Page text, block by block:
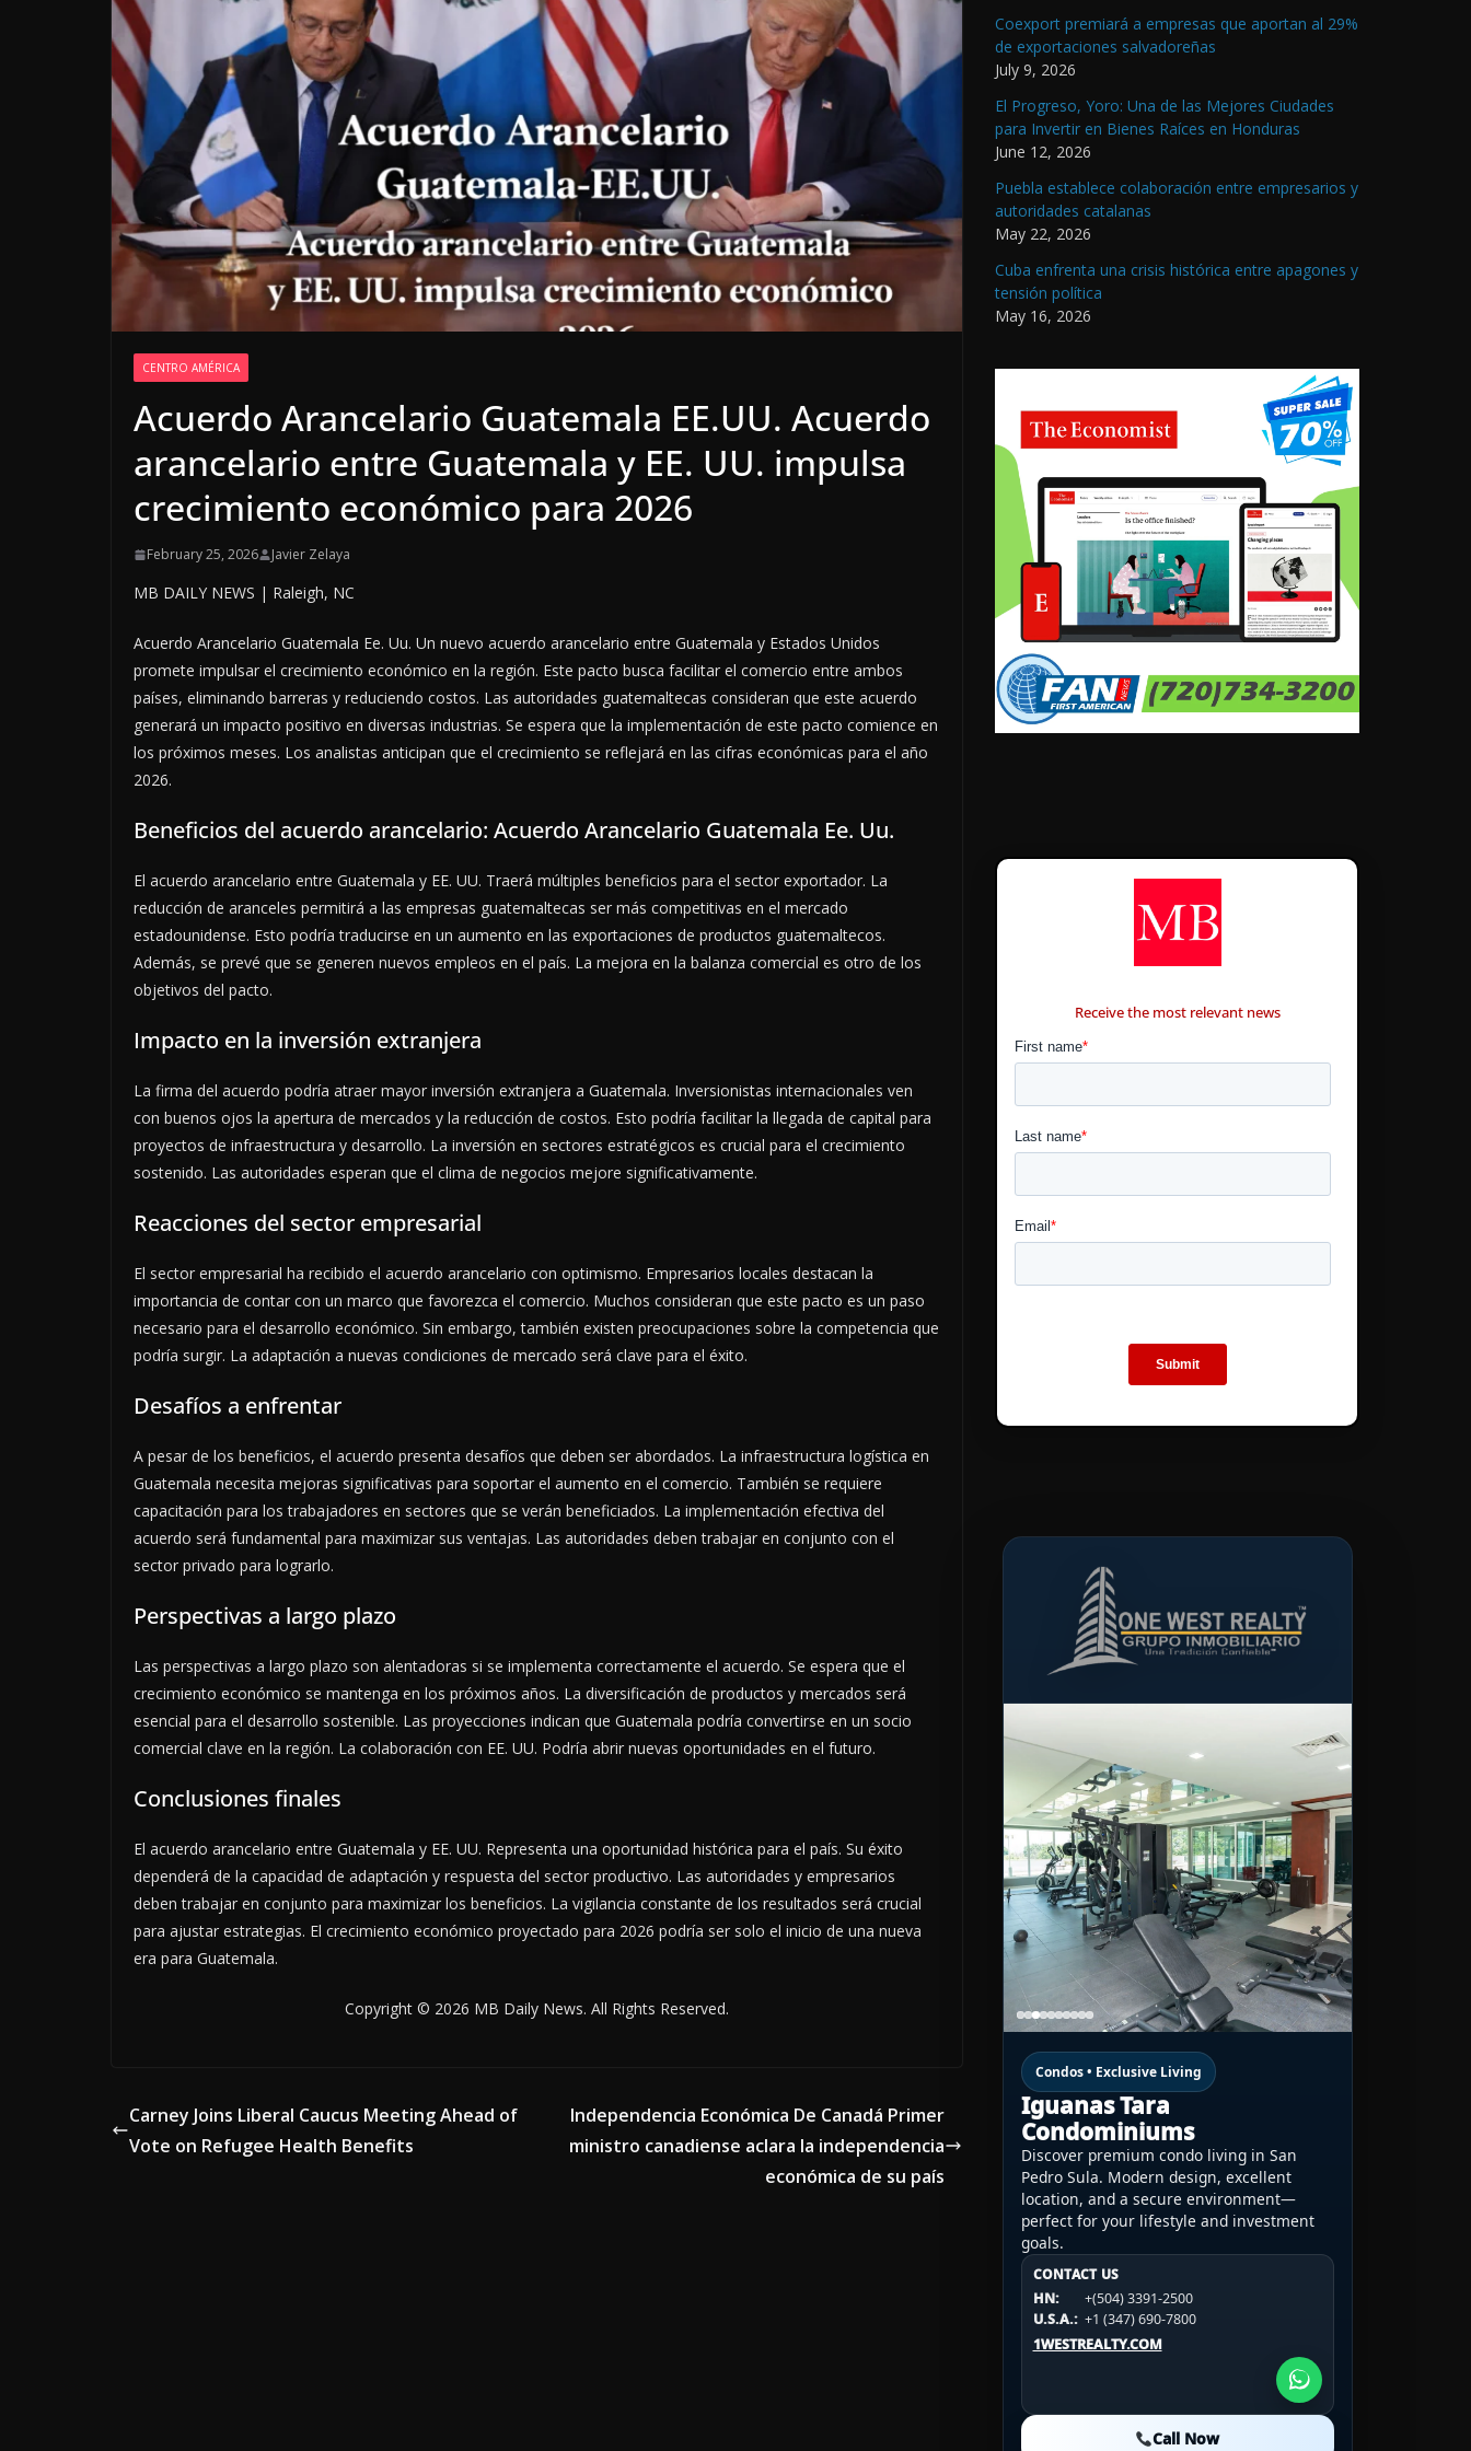
CENTRO AMÉRICA
Acuerdo Arancelario Guatemala EE.UU. Acuerdo
arancelario entre Guatemala y EE. UU. impulsa
crecimiento económico para 2026
February 25, 2026 Javier Zelaya
MB DAILY NEWS | Raleigh, NC
Acuerdo Arancelario Guatemala Ee. Uu. Un nuevo acuerdo arancelario entre Guatemala y Estados Unidos
promete impulsar el crecimiento económico en la región. Este pacto busca facilitar el comercio entre ambos
países, eliminando barreras y reduciendo costos. Las autoridades guatemaltecas consideran que este acuerdo
generará un impacto positivo en diversas industrias. Se espera que la implementación de este pacto comience en
los próximos meses. Los analistas anticipan que el crecimiento se reflejará en las cifras económicas para el año
2026.
Beneficios del acuerdo arancelario: Acuerdo Arancelario Guatemala Ee. Uu.
El acuerdo arancelario entre Guatemala y EE. UU. Traerá múltiples beneficios para el sector exportador. La
reducción de aranceles permitirá a las empresas guatemaltecas ser más competitivas en el mercado
estadounidense. Esto podría traducirse en un aumento en las exportaciones de productos guatemaltecos.
Además, se prevé que se generen nuevos empleos en el país. La mejora en la balanza comercial es otro de los
objetivos del pacto.
Impacto en la inversión extranjera
La firma del acuerdo podría atraer mayor inversión extranjera a Guatemala. Inversionistas internacionales ven
con buenos ojos la apertura de mercados y la reducción de costos. Esto podría facilitar la llegada de capital para
proyectos de infraestructura y desarrollo. La inversión en sectores estratégicos es crucial para el crecimiento
sostenido. Las autoridades esperan que el clima de negocios mejore significativamente.
Reacciones del sector empresarial
El sector empresarial ha recibido el acuerdo arancelario con optimismo. Empresarios locales destacan la
importancia de contar con un marco que favorezca el comercio. Muchos consideran que este pacto es un paso
necesario para el desarrollo económico. Sin embargo, también existen preocupaciones sobre la competencia que
podría surgir. La adaptación a nuevas condiciones de mercado será clave para el éxito.
Desafíos a enfrentar
A pesar de los beneficios, el acuerdo presenta desafíos que deben ser abordados. La infraestructura logística en
Guatemala necesita mejoras significativas para soportar el aumento en el comercio. También se requiere
capacitación para los trabajadores en sectores que se verán beneficiados. La implementación efectiva del
acuerdo será fundamental para maximizar sus ventajas. Las autoridades deben trabajar en conjunto con el
sector privado para lograrlo.
Perspectivas a largo plazo
Las perspectivas a largo plazo son alentadoras si se implementa correctamente el acuerdo. Se espera que el
crecimiento económico se mantenga en los próximos años. La diversificación de productos y mercados será
esencial para el desarrollo sostenible. Las proyecciones indican que Guatemala podría convertirse en un socio
comercial clave en la región. La colaboración con EE. UU. Podría abrir nuevas oportunidades en el futuro.
Conclusiones finales
El acuerdo arancelario entre Guatemala y EE. UU. Representa una oportunidad histórica para el país. Su éxito
dependerá de la capacidad de adaptación y respuesta del sector productivo. Las autoridades y empresarios
deben trabajar en conjunto para maximizar los beneficios. La vigilancia constante de los resultados será crucial
para ajustar estrategias. El crecimiento económico proyectado para 2026 podría ser solo el inicio de una nueva
era para Guatemala.
Copyright © 2026 MB Daily News. All Rights Reserved.
Carney Joins Liberal Caucus Meeting Ahead of
Vote on Refugee Health Benefits
Independencia Económica De Canadá Primer
ministro canadiense aclara la independencia
económica de su país
Coexport premiará a empresas que aportan al 29%
de exportaciones salvadoreñas
July 9, 2026
El Progreso, Yoro: Una de las Mejores Ciudades
para Invertir en Bienes Raíces en Honduras
June 12, 2026
Puebla establece colaboración entre empresarios y
autoridades catalanas
May 22, 2026
Cuba enfrenta una crisis histórica entre apagones y
tensión política
May 16, 2026
Receive the most relevant news
Condos • Exclusive Living
Iguanas Tara
Condominiums
Discover premium condo living in San
Pedro Sula. Modern design, excellent
location, and a secure environment—
perfect for your lifestyle and investment
goals.
CONTACT US
HN:
+(504) 3391-2500
U.S.A.: +1 (347) 690-7800
1WESTREALTY.COM
Call Now
CONTACT US
HN:
+(504) 3391-2500
U.S.A.:
+1 (984) 246-2100
1WESTREALTY.COM
CONTACT US
HN:
+(504) 3391-2500
U.S.A.: +1 (984) 246-2100
1WESTREALTY.COM
Call Now